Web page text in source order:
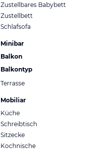
Zustellbares Babybett
Zustellbett
Schlafsofa
Minibar
Balkon
Balkontyp
Terrasse
Mobiliar
Küche
Schreibtisch
Sitzecke
Kochnische